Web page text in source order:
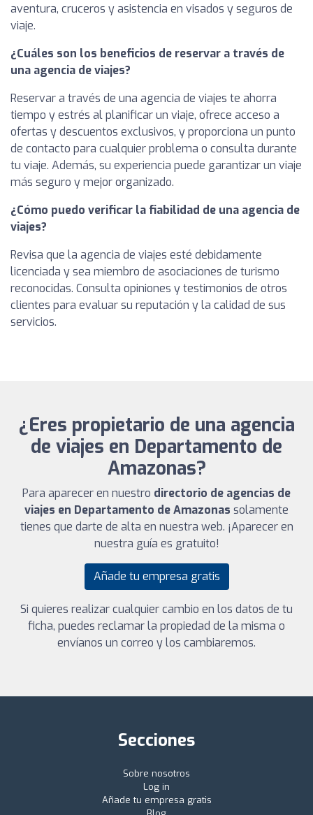
aventura, cruceros y asistencia en visados y seguros de
viaje.
¿Cuáles son los beneficios de reservar a través de
una agencia de viajes?
Reservar a través de una agencia de viajes te ahorra
tiempo y estrés al planificar un viaje, ofrece acceso a
ofertas y descuentos exclusivos, y proporciona un punto
de contacto para cualquier problema o consulta durante
tu viaje. Además, su experiencia puede garantizar un viaje
más seguro y mejor organizado.
¿Cómo puedo verificar la fiabilidad de una agencia de
viajes?
Revisa que la agencia de viajes esté debidamente
licenciada y sea miembro de asociaciones de turismo
reconocidas. Consulta opiniones y testimonios de otros
clientes para evaluar su reputación y la calidad de sus
servicios.
¿Eres propietario de una agencia
de viajes en Departamento de
Amazonas?
Para aparecer en nuestro directorio de agencias de
viajes en Departamento de Amazonas solamente
tienes que darte de alta en nuestra web. ¡Aparecer en
nuestra guía es gratuito!
Añade tu empresa gratis
Si quieres realizar cualquier cambio en los datos de tu
ficha, puedes reclamar la propiedad de la misma o
envíanos un correo y los cambiaremos.
Secciones
Sobre nosotros
Log in
Añade tu empresa gratis